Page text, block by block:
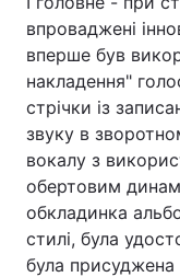
впроваджені
вперше був
накладення"
стрічки із
звуку в
вокалу з
обертовим
обкладинка
стилі, була
була присуджена